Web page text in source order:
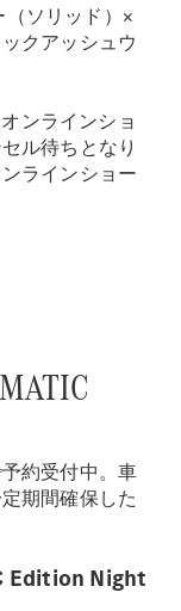
（ソリッド）×
クアッシュウ
ンラインショ
ル待ちとなり
ラインショー
約受付中。車
期間確保した
Edition Night